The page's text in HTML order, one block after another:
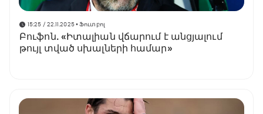
15:25 / 22.11.2025• Ֆուտբոլ
Բուֆոն. «Իտալիան վճարում է անցյալում
թույլ տված սխալների համար»